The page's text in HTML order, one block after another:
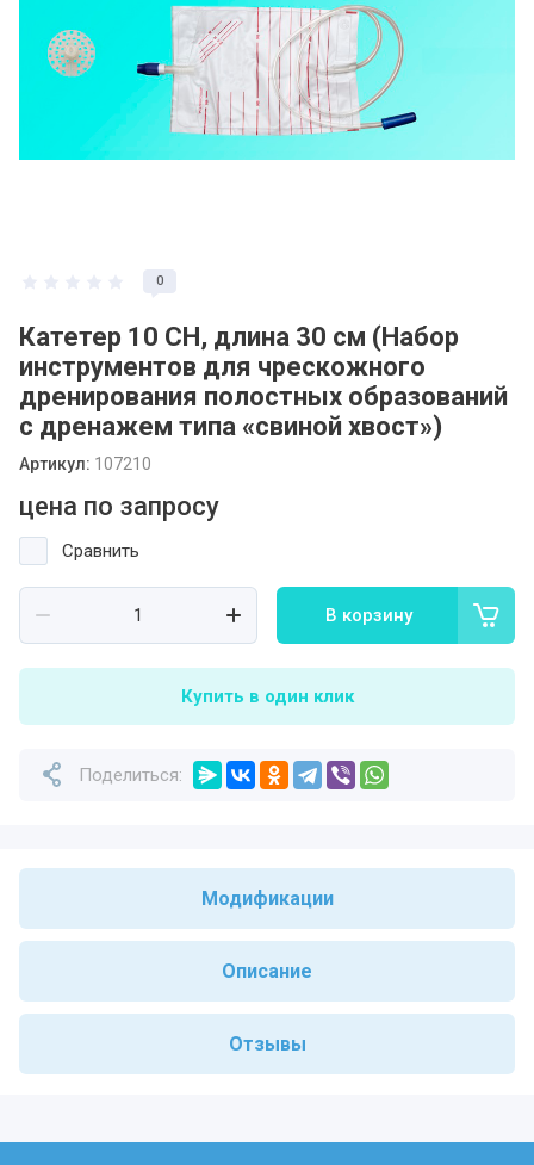
0
Катетер 10 CH, длина 30 см (Набор
инструментов для чрескожного
дренирования полостных образований
с дренажем типа «свиной хвост»)
Артикул: 107210
цена по запросу
Сравнить
В корзину
Купить в один клик
Поделиться:
Модификации
Описание
Отзывы